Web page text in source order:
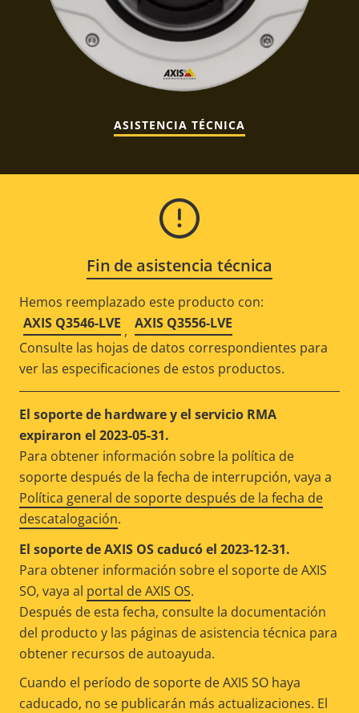
ASISTENCIA TÉCNICA
Fin de asistencia técnica
Hemos reemplazado este producto con:
AXIS Q3546-LVE , AXIS Q3556-LVE
Consulte las hojas de datos correspondientes para
ver las especificaciones de estos productos.
El soporte de hardware y el servicio RMA
expiraron el 2023-05-31.
Para obtener información sobre la política de
soporte después de la fecha de interrupción, vaya a
Política general de soporte después de la fecha de
descatalogación.
El soporte de AXIS OS caducó el 2023-12-31.
Para obtener información sobre el soporte de AXIS
SO, vaya al portal de AXIS OS.
Después de esta fecha, consulte la documentación
del producto y las páginas de asistencia técnica para
obtener recursos de autoayuda.
Cuando el período de soporte de AXIS SO haya
caducado, no se publicarán más actualizaciones. El